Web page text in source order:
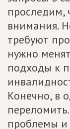
проследим,
внимания.
требуют
нужно
подходы к
Конечно, в
проблемы и